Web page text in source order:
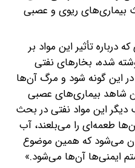
بیماری‌های ریوی و عصبی
درباره تأثیر این مواد بر
دلفین‌ها در سال ۲۰۱۸ نوشته شده، بخارهای نفتی
در این گونه شود و مرگ آن‌ها
آن شاهد بیماری‌های عصبی
دیگر این مواد نفتی در بحث
طعمه‌ای را می‌بلعند، آب
می‌شود که همین موضوع
ایمنی‌ها آن‌ها می‌شود.»